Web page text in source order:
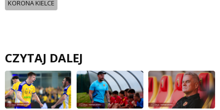
KORONA KIELCE
CZYTAJ DALEJ